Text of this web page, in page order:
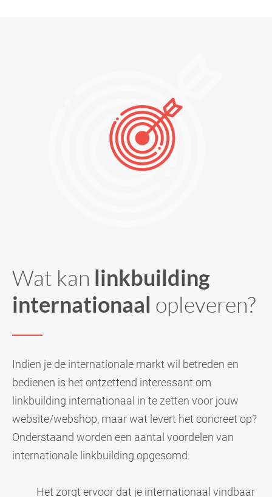
Wat kan linkbuilding
internationaal opleveren?
Indien je de internationale markt wil betreden en
bedienen is het ontzettend interessant om
linkbuilding internationaal in te zetten voor jouw
website/webshop, maar wat levert het concreet op?
Onderstaand worden een aantal voordelen van
internationale linkbuilding opgesomd:
Het zorgt ervoor dat je internationaal vindbaar